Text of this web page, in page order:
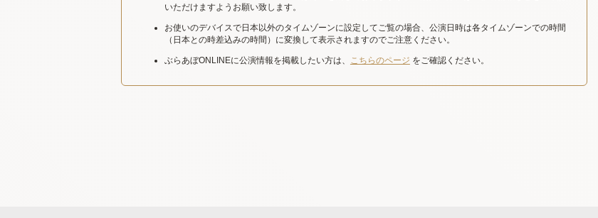
いただけますようお願い致します。
お使いのデバイスで日本以外のタイムゾーンに設定してご覧の場合、公演日時は各タイムゾーンでの時間
（日本との時差込みの時間）に変換して表示されますのでご注意ください。
ぶらあぼONLINEに公演情報を掲載したい方は、 こちらのページ をご確認ください。